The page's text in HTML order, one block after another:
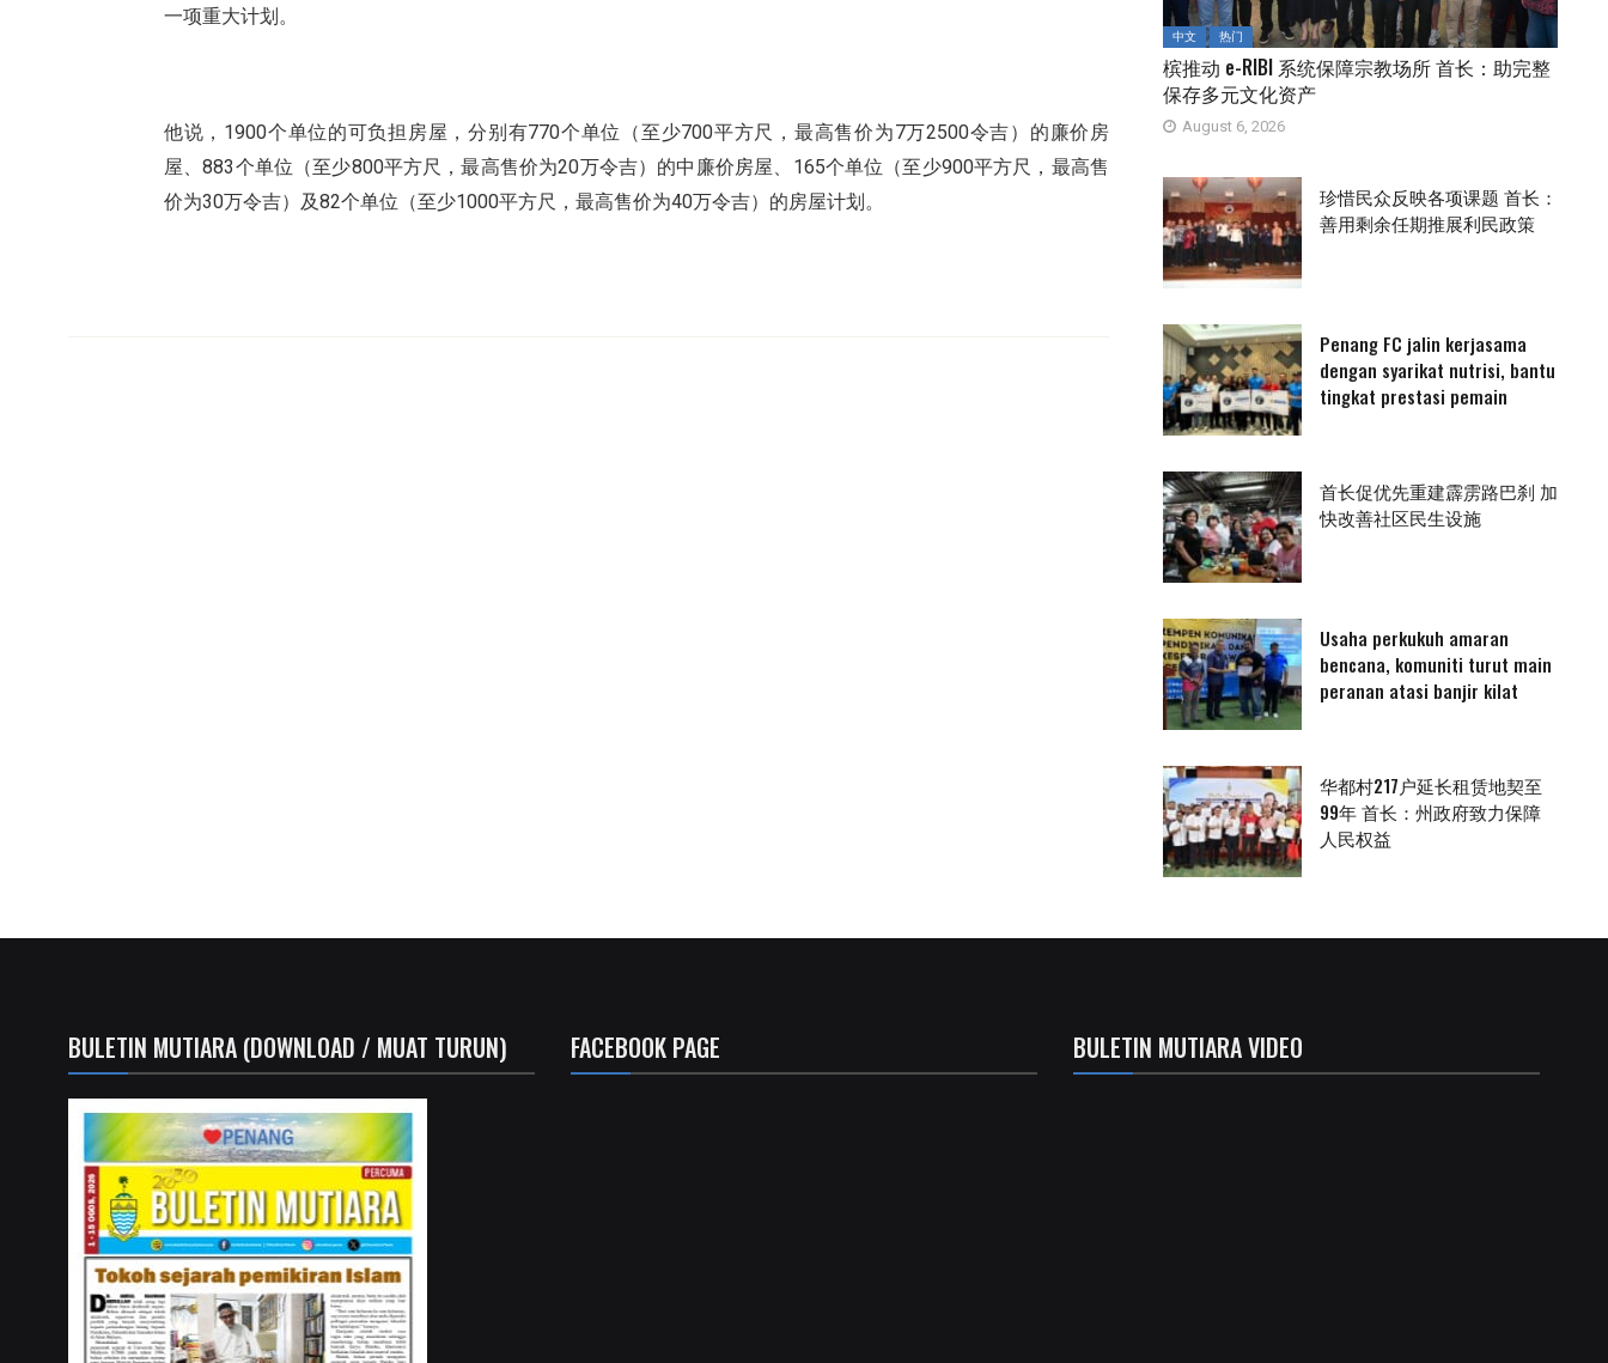
一项重大计划。
他说， 1900个单位的可负担房屋，分别有770个单位（至少700平方尺，最高售价为7万2500令吉）的廉价房
屋、883个单位（至少800平方尺，最高售价为20万令吉）的中廉价房屋、 165个单位（至少900平方尺，最高售
价为30万令吉）及82个单位（至少1000平方尺，最高售价为40万令吉）的房屋计划。
中文 热门
槟推动 e-RIBI 系统保障宗教场所 首长：助完整
保存多元文化资产
August 6, 2026
珍惜民众反映各项课题 首长：
善用剩余任期推展利民政策
Penang FC jalin kerjasama
dengan syarikat nutrisi, bantu
tingkat prestasi pemain
首长促优先重建霹雳路巴刹 加
快改善社区民生设施
Usaha perkukuh amaran
bencana, komuniti turut main
peranan atasi banjir kilat
华都村217户延长租赁地契至
99年 首长：州政府致力保障
人民权益
BULETIN MUTIARA (DOWNLOAD / MUAT TURUN) FACEBOOK PAGE BULETIN MUTIARA VIDEO